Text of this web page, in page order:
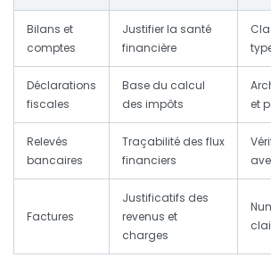
Bilans et
comptes
Justifier la santé
financière
Déclarations
fiscales
Base du calcul
des impôts
et
Relevés
bancaires
Traçabilité des flux
financiers
Factures
Justificatifs des
revenus et
charges